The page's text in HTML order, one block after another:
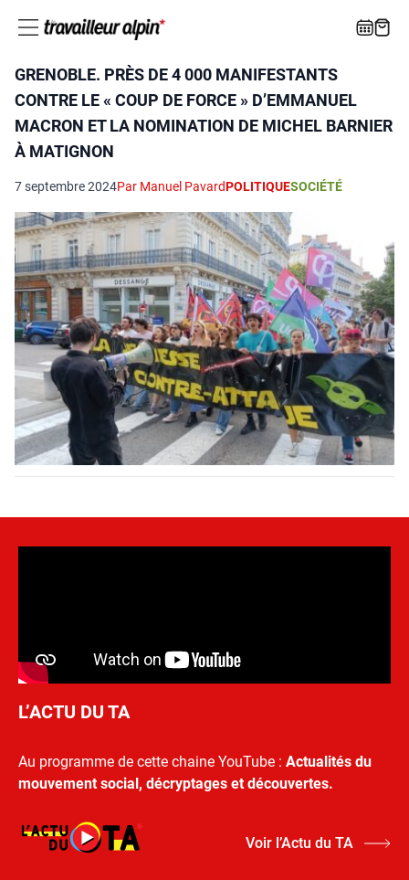
GRENOBLE. PRÈS DE 4 000 MANIFESTANTS
CONTRE LE « COUP DE FORCE » D’EMMANUEL
MACRON ET LA NOMINATION DE MICHEL BARNIER
À MATIGNON
7 septembre 2024Par Manuel PavardPOLITIQUESOCIÉTÉ
L’ACTU DU TA
Au programme de cette chaine YouTube : Actualités du
mouvement social, décryptages et découvertes.
Voir l’Actu du TA